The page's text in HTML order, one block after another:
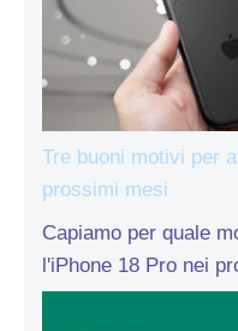
Tre buoni motivi per
prossimi mesi
Capiamo per quale
l'iPhone 18 Pro nei